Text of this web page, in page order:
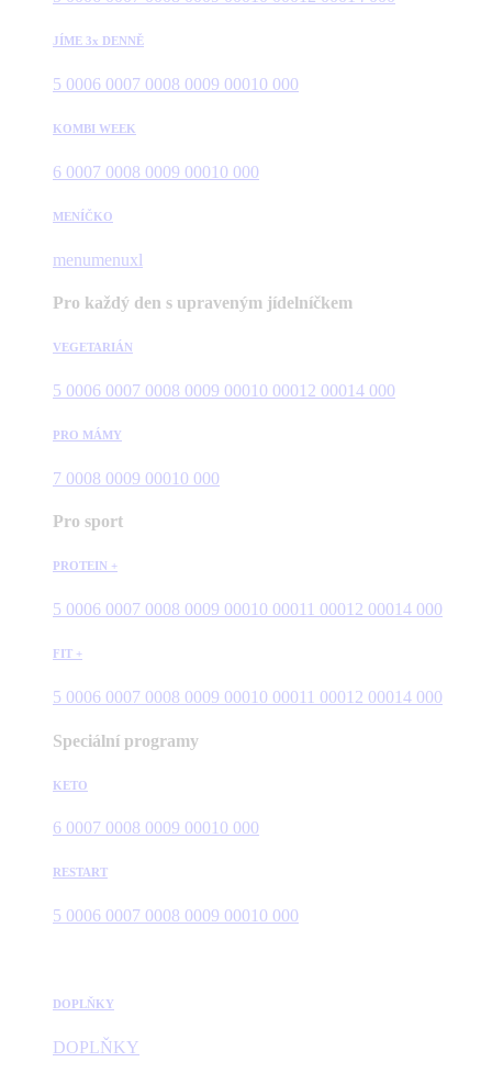
JÍME 3x DENNĚ
5 0006 0007 0008 0009 00010 000
KOMBI WEEK
6 0007 0008 0009 00010 000
MENÍČKO
menumenuxl
Pro každý den s upraveným jídelníčkem
VEGETARIÁN
5 0006 0007 0008 0009 00010 00012 00014 000
PRO MÁMY
7 0008 0009 00010 000
Pro sport
PROTEIN +
5 0006 0007 0008 0009 00010 00011 00012 00014 000
FIT +
5 0006 0007 0008 0009 00010 00011 00012 00014 000
Speciální programy
KETO
6 0007 0008 0009 00010 000
RESTART
5 0006 0007 0008 0009 00010 000
DOPLŇKY
DOPLŇKY